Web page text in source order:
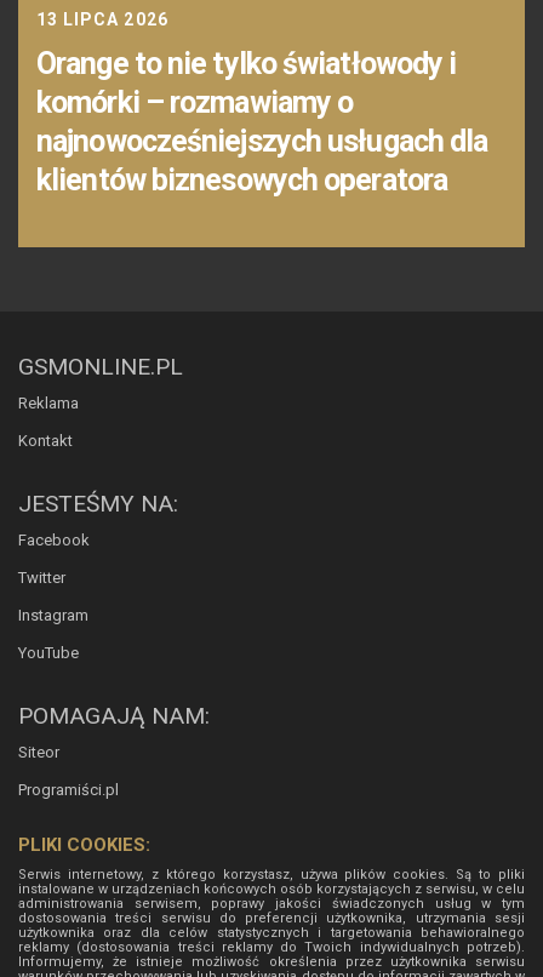
13 LIPCA 2026
Orange to nie tylko światłowody i
komórki – rozmawiamy o
najnowocześniejszych usługach dla
klientów biznesowych operatora
GSMONLINE.PL
Reklama
Kontakt
JESTEŚMY NA:
Facebook
Twitter
Instagram
YouTube
POMAGAJĄ NAM:
Siteor
Programiści.pl
PLIKI COOKIES:
Serwis internetowy, z którego korzystasz, używa plików cookies. Są to pliki
instalowane w urządzeniach końcowych osób korzystających z serwisu, w celu
administrowania serwisem, poprawy jakości świadczonych usług w tym
dostosowania treści serwisu do preferencji użytkownika, utrzymania sesji
użytkownika oraz dla celów statystycznych i targetowania behawioralnego
reklamy (dostosowania treści reklamy do Twoich indywidualnych potrzeb).
Informujemy, że istnieje możliwość określenia przez użytkownika serwisu